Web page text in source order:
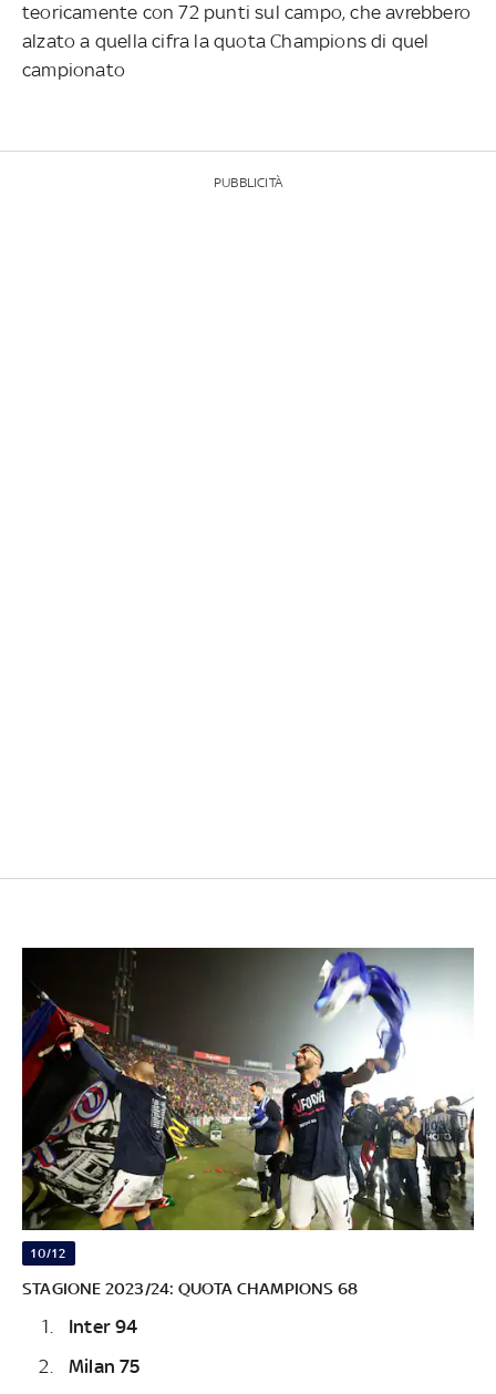
teoricamente con 72 punti sul campo, che avrebbero
alzato a quella cifra la quota Champions di quel
campionato
PUBBLICITÀ
10/12
STAGIONE 2023/24: QUOTA CHAMPIONS 68
Inter 94
Milan 75